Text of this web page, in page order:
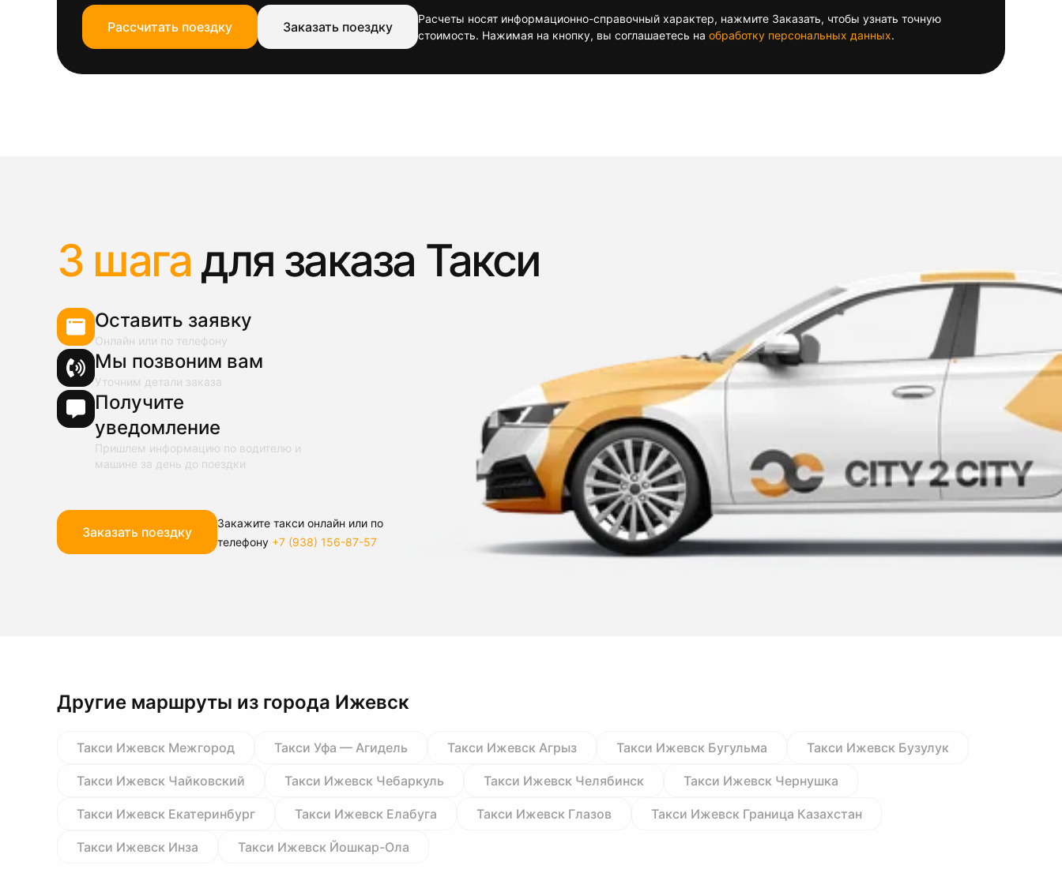
Рассчитать поездку Заказать поездку
Расчеты носят информационно-справочный характер, нажмите Заказать, чтобы узнать точную
стоимость. Нажимая на кнопку, вы соглашаетесь на обработку персональных данных.
3 шага для заказа Такси
Оставить заявку
Онлайн или по телефону
Мы позвоним вам
Уточним детали заказа
Получите
уведомление
Пришлем информацию по водителю и
машине за день до поездки
Заказать поездку
Закажите такси онлайн или по
телефону +7 (938) 156-87-57
Другие маршруты из города Ижевск
Такси Ижевск Межгород Такси Уфа — Агидель Такси Ижевск Агрыз Такси Ижевск Бугульма Такси Ижевск Бузулук
Такси Ижевск Чайковский Такси Ижевск Чебаркуль Такси Ижевск Челябинск Такси Ижевск Чернушка
Такси Ижевск Екатеринбург Такси Ижевск Елабуга Такси Ижевск Глазов Такси Ижевск Граница Казахстан
Такси Ижевск Инза Такси Ижевск Йошкар-Ола